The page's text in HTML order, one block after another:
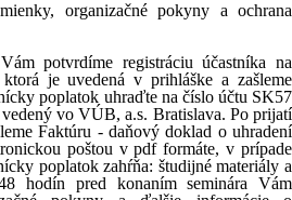
organizačné pokyny a ochrana
potvrdíme registráciu účastníka na
je uvedená v prihláške a zašleme
poplatok uhraďte na číslo účtu SK57
vedený vo VÚB, a.s. Bratislava. Po prijatí
Faktúru - daňový doklad o uhradení
poštou v pdf formáte, v prípade
poplatok zahŕňa: študijné materiály a
hodín pred konaním seminára Vám